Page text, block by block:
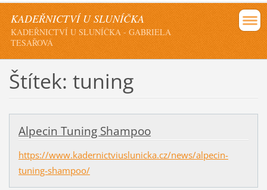
KADEŘNICTVÍ U SLUNÍČKA
KADEŘNICTVÍ U SLUNÍČKA - GABRIELA
TESAŘOVÁ
Štítek: tuning
Alpecin Tuning Shampoo
https://www.kadernictviuslunicka.cz/news/alpecin-
tuning-shampoo/